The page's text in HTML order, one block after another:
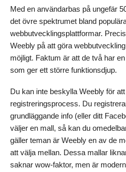
Med en användarbas på ungefär
det övre spektrumet bland
webbutvecklingsplattformar.
Weebly på att göra
möjligt. Faktum är att de två har
som ger ett större funktionsdjup.
Du kan inte beskylla Weebly för
registreringsprocess. Du
grundläggande info (eller ditt
väljer en mall, så kan du
gäller teman är Weebly en av de
att välja mellan. Dessa mallar
saknar wow-faktor, men är